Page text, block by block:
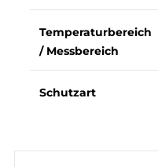
Temperaturbereich
/ Messbereich
Schutzart